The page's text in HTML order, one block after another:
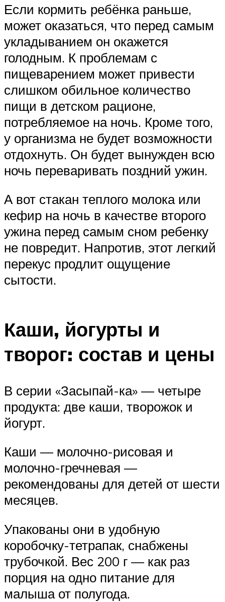
Если кормить ребёнка раньше,
может оказаться, что перед самым
укладыванием он окажется
голодным. К проблемам с
пищеварением может привести
слишком обильное количество
пищи в детском рационе,
потребляемое на ночь. Кроме того,
у организма не будет возможности
отдохнуть. Он будет вынужден всю
ночь переваривать поздний ужин.
А вот стакан теплого молока или
кефир на ночь в качестве второго
ужина перед самым сном ребенку
не повредит. Напротив, этот легкий
перекус продлит ощущение
сытости.
Каши, йогурты и
творог: состав и цены
В серии «Засыпай-ка» — четыре
продукта: две каши, творожок и
йогурт.
Каши — молочно-рисовая и
молочно-гречневая —
рекомендованы для детей от шести
месяцев.
Упакованы они в удобную
коробочку-тетрапак, снабжены
трубочкой. Вес 200 г — как раз
порция на одно питание для
малыша от полугода.